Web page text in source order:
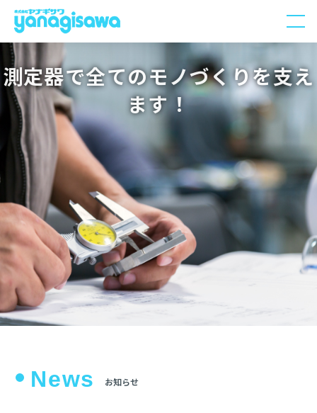
その品質、測定がつなぐ。
News お知らせ